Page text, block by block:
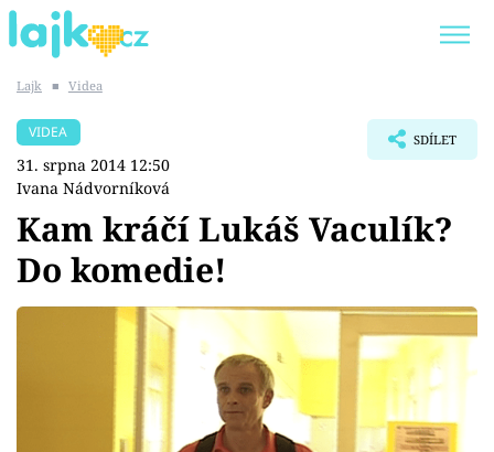
SHOPAHOLICADEL
Témata
Showbyznys
Lajk ■ Videa
VIDEA
31. srpna 2014 12:50
Ivana Nádvorníková
SDÍLET
Kam kráčí Lukáš Vaculík?
Do komedie!